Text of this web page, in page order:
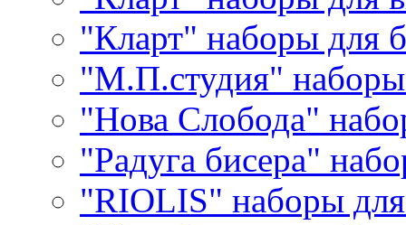
"Кларт" наборы для
"М.П.студия"
"Нова Слобода"
"Радуга бисера"
"RIOLIS" наборы